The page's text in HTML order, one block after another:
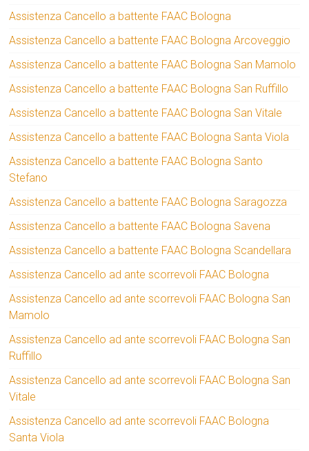
Assistenza Cancello a battente FAAC Bologna
Assistenza Cancello a battente FAAC Bologna Arcoveggio
Assistenza Cancello a battente FAAC Bologna San Mamolo
Assistenza Cancello a battente FAAC Bologna San Ruffillo
Assistenza Cancello a battente FAAC Bologna San Vitale
Assistenza Cancello a battente FAAC Bologna Santa Viola
Assistenza Cancello a battente FAAC Bologna Santo
Stefano
Assistenza Cancello a battente FAAC Bologna Saragozza
Assistenza Cancello a battente FAAC Bologna Savena
Assistenza Cancello a battente FAAC Bologna Scandellara
Assistenza Cancello ad ante scorrevoli FAAC Bologna
Assistenza Cancello ad ante scorrevoli FAAC Bologna San
Mamolo
Assistenza Cancello ad ante scorrevoli FAAC Bologna San
Ruffillo
Assistenza Cancello ad ante scorrevoli FAAC Bologna San
Vitale
Assistenza Cancello ad ante scorrevoli FAAC Bologna
Santa Viola